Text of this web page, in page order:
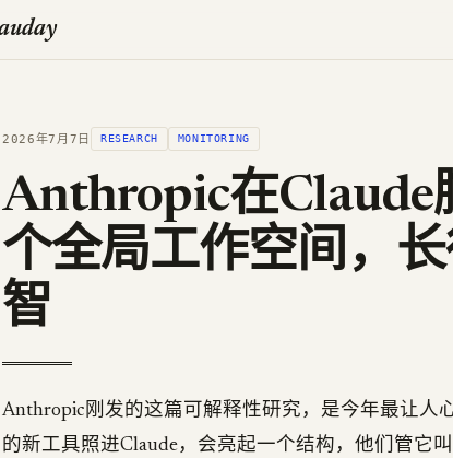
2026年7月7日 RESEARCH MONITORING
Anthropic在Claude
个全局工作空间，
智
Anthropic刚发的这篇可解释性研究，是今年最让人
的新工具照进Claude，会亮起一个结构，他们管它